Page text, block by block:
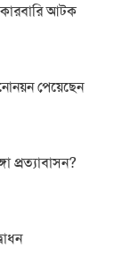
কারবারি আটক
পেয়েছেন
প্রত্যাবাসন?